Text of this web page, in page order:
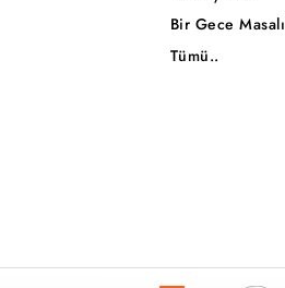
Reddet
Bir Gece Masalı
Tümü..